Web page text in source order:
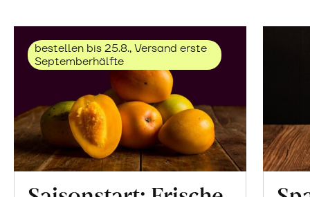
bestellen bis 25.8., Versand erste
Septemberhälfte